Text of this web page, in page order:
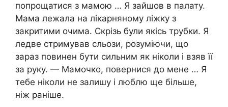
попрощатися з мамою … Я зайшов в палату.
Мама лежала на лікарняному ліжку з
закритими очима. Скрізь були якісь трубки. Я
ледве стримував сльози, розуміючи, що
зараз повинен бути сильним як ніколи і взяв її
за руку. — Мамочко, повернися до мене … Я
тебе ніколи не залишу і люблю ще більше,
ніж раніше.